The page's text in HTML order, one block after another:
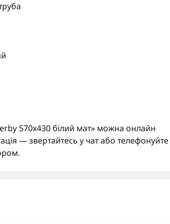
570х430 білий мат» можна онлайн
— звертайтесь у чат або телефонуйте